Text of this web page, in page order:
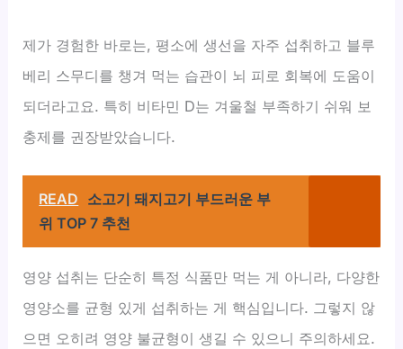
제가 경험한 바로는, 평소에 생선을 자주 섭취하고 블루
베리 스무디를 챙겨 먹는 습관이 뇌 피로 회복에 도움이
되더라고요. 특히 비타민 D는 겨울철 부족하기 쉬워 보
충제를 권장받았습니다.
READ 소고기 돼지고기 부드러운 부
위 TOP 7 추천
영양 섭취는 단순히 특정 식품만 먹는 게 아니라, 다양한
영양소를 균형 있게 섭취하는 게 핵심입니다. 그렇지 않
으면 오히려 영양 불균형이 생길 수 있으니 주의하세요.